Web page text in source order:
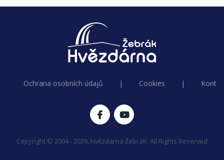
Ochrana osobních údajů | Cookies |
Copyright © 2004 - 2026, Hvězdárna ŽebráK. All Rights Reserved